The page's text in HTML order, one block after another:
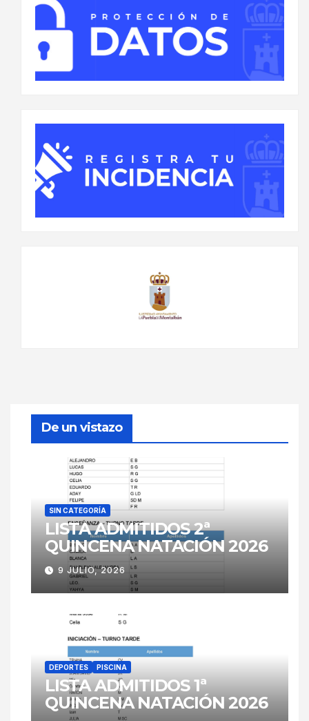
De un vistazo
SIN CATEGORÍA
LISTA ADMITIDOS 2ª
QUINCENA NATACIÓN 2026
9 JULIO, 2026
DEPORTES PISCINA
LISTA ADMITIDOS 1ª
QUINCENA NATACIÓN 2026